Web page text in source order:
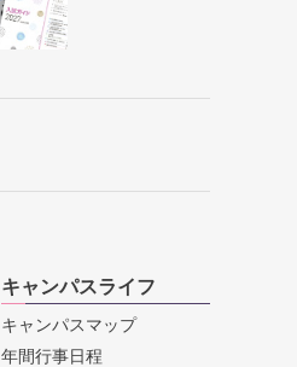
キャンパスライフ
キャンパスマップ
年間行事日程